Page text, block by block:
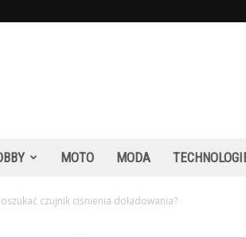
MOTO MODA
oszukać czujnik ciśnienia doładowania?